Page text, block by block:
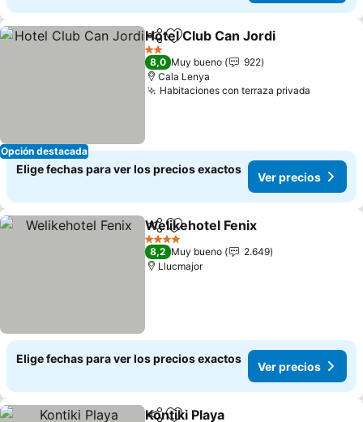
Opción destacada
CompartirAgregar a favoritos
Hotel Club Can Jordi
2 Estrellas
8,0 Muy bueno
922
Cala Lenya
Habitaciones con terraza privada
Elige fechas para ver los precios exactos
Ver precios
CompartirAgregar a favoritos
Welikehotel Fenix
4 Estrellas
8,2 Muy bueno
2.649
Llucmajor
Elige fechas para ver los precios exactos
Ver precios
Kontiki Playa